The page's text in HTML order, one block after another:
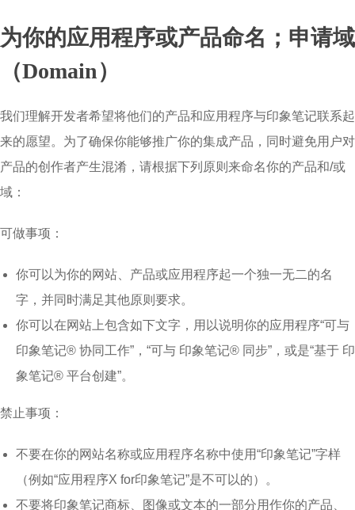
为你的应用程序或产品命名；申请域
（Domain）
我们理解开发者希望将他们的产品和应用程序与印象笔记联系起
来的愿望。为了确保你能够推广你的集成产品，同时避免用户对
产品的创作者产生混淆，请根据下列原则来命名你的产品和/或
域：
可做事项：
你可以为你的网站、产品或应用程序起一个独一无二的名
字，并同时满足其他原则要求。
你可以在网站上包含如下文字，用以说明你的应用程序“可与
印象笔记® 协同工作”，“可与 印象笔记® 同步”，或是“基于 印
象笔记® 平台创建”。
禁止事项：
不要在你的网站名称或应用程序名称中使用“印象笔记”字样
（例如“应用程序X for印象笔记”是不可以的）。
不要将印象笔记商标、图像或文本的一部分用作你的产品、